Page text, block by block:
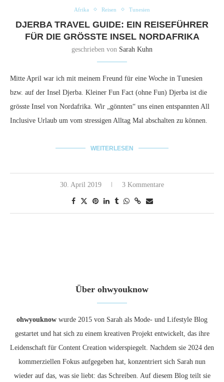
Afrika Reisen Tunesien
DJERBA TRAVEL GUIDE: EIN REISEFÜHRER
FÜR DIE GRÖSSTE INSEL NORDAFRIKA
geschrieben von Sarah Kuhn
Mitte April war ich mit meinem Freund für eine Woche in Tunesien
bzw. auf der Insel Djerba. Kleiner Fun Fact (ohne Fun) Djerba ist die
grösste Insel von Nordafrika. Wir „gönnten“ uns einen entspannten All
Inclusive Urlaub um vom stressigen Alltag Mal abschalten zu können.
WEITERLESEN
30. April 2019 3 Kommentare
Über ohwyouknow
ohwyouknow wurde 2015 von Sarah als Mode- und Lifestyle Blog
gestartet und hat sich zu einem kreativen Projekt entwickelt, das ihre
Leidenschaft für Content Creation widerspiegelt. Nachdem sie 2024 den
kommerziellen Fokus aufgegeben hat, konzentriert sich Sarah nun
wieder auf das, was sie liebt: das Schreiben. Auf diesem Blog teilt sie